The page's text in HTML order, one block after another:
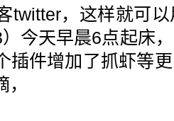
twitter，这样就可
天早晨6点起床，
插件增加了抓虾等